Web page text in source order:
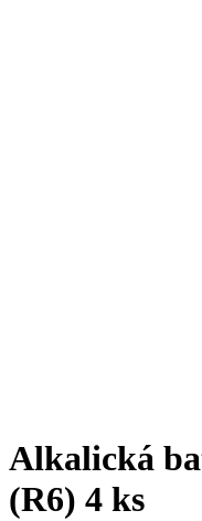
Alkalická
(R6) 4 ks